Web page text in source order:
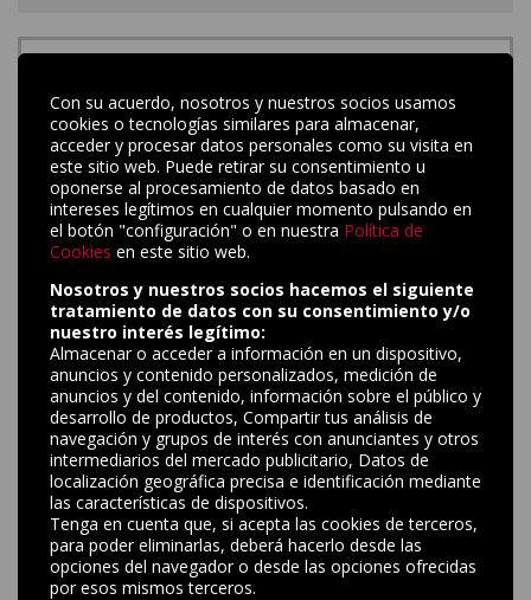
Con su acuerdo, nosotros y nuestros socios usamos
cookies o tecnologías similares para almacenar,
acceder y procesar datos personales como su visita en
este sitio web. Puede retirar su consentimiento u
oponerse al procesamiento de datos basado en
intereses legítimos en cualquier momento pulsando en
el botón "configuración" o en nuestra Política de
Cookies en este sitio web.
Nosotros y nuestros socios hacemos el siguiente
tratamiento de datos con su consentimiento y/o
nuestro interés legítimo:
Almacenar o acceder a información en un dispositivo,
anuncios y contenido personalizados, medición de
anuncios y del contenido, información sobre el público y
desarrollo de productos, Compartir tus análisis de
navegación y grupos de interés con anunciantes y otros
intermediarios del mercado publicitario, Datos de
localización geográfica precisa e identificación mediante
las características de dispositivos.
Tenga en cuenta que, si acepta las cookies de terceros,
para poder eliminarlas, deberá hacerlo desde las
opciones del navegador o desde las opciones ofrecidas
por esos mismos terceros.
TÉRMINOS NO ENCONTRADOS
Si buscas un término que no encuentres en el listado
escríbenos
Te podría interesar
Grados de alopecia: Escala Norwood-Hamilton, Savin y
Ludwig
Síntomas de alopecia: ¿Cómo saber si se me cae el pelo?
Caída del pelo por cáncer y quimioterapia: síntomas y
cuidados
Fases del cabello o ciclo del crecimiento del pelo: anágena,
catágena, telógena